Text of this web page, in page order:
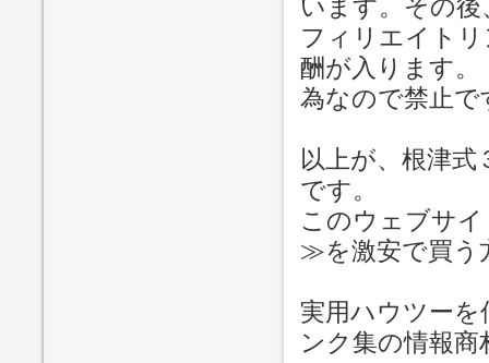
います。その
フィリエイト
酬が入ります
為なので禁止で
以上が、根津
です。
このウェブサ
≫を激安で買う
実用ハウツー
ンク集の情報